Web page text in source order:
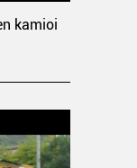
kamioi